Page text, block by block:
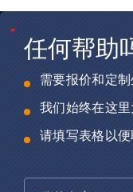
任何帮助
需要报价和定
我们始终在这里
请填写表格以便
*
*
*